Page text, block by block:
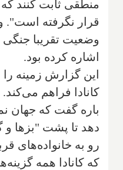
منطقی ثابت کنند
قرار نگرفته
وضعیت تقریبا جنگی
اشاره کرده بود.
این گزارش زمینه
کانادا فراهم
باره گفت که جهان
دهد تا پشت "بزها
رو به خانواده‌های
که کانادا همه